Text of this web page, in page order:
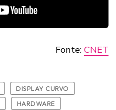
Fonte: CNET
DISPLAY CURVO
HARDWARE